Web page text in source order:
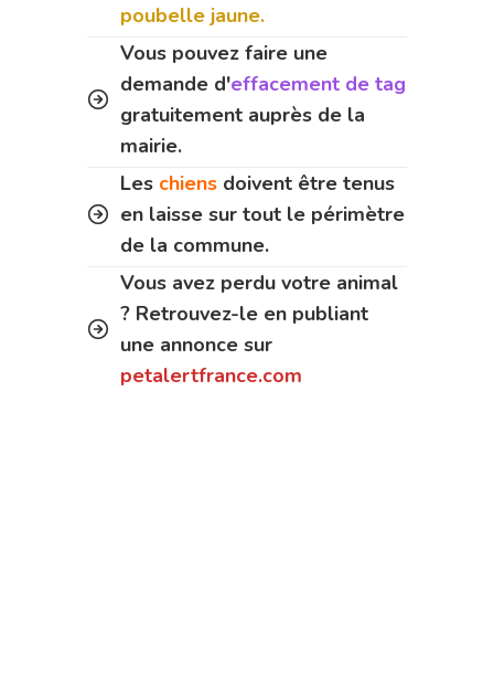
poubelle jaune.
Vous pouvez faire une
demande d'effacement de tag
gratuitement auprès de la
mairie.
Les chiens doivent être tenus
en laisse sur tout le périmètre
de la commune.
Vous avez perdu votre animal
? Retrouvez-le en publiant
une annonce sur
petalertfrance.com